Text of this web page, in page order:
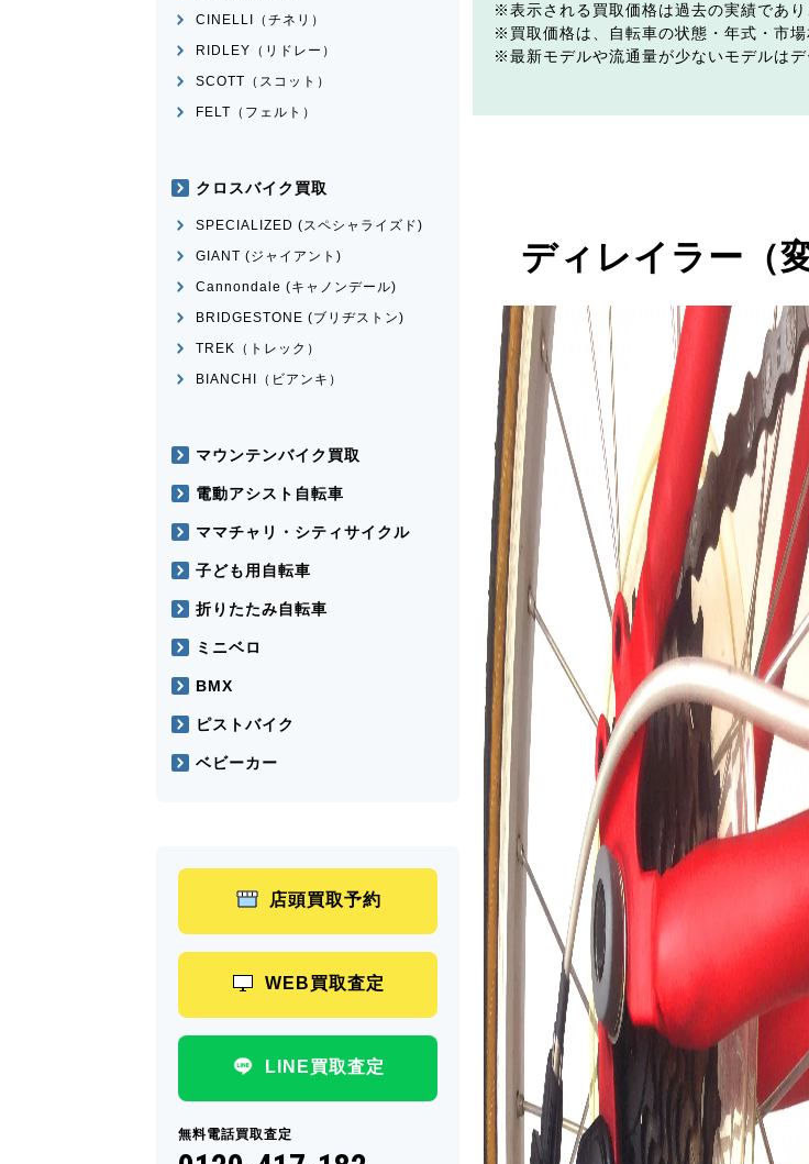
表示される買取価格は過去の実績であ
買取価格は、自転車の状態・年式・市
最新モデルや流通量が少ないモデルは
ディレイラー（
CINELLI（チネリ）
RIDLEY（リドレー）
SCOTT（スコット）
FELT（フェルト）
クロスバイク買取
SPECIALIZED (スペシャライズド)
GIANT (ジャイアント)
Cannondale (キャノンデール)
BRIDGESTONE (ブリヂストン)
TREK（トレック）
BIANCHI（ビアンキ）
マウンテンバイク買取
電動アシスト自転車
ママチャリ・シティサイクル
子ども用自転車
折りたたみ自転車
ミニベロ
BMX
ピストバイク
ベビーカー
店頭買取予約
WEB買取査定
LINE買取査定
無料電話買取査定